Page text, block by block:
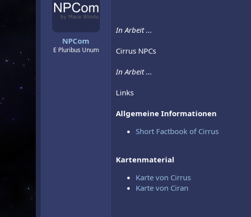
NPCom
E Pluribus Unum
In Arbeit ...
Cirrus NPCs
In Arbeit ...
Links
Allgemeine Informationen
Short Factbook of Cirrus
Kartenmaterial
Karte von Cirrus
Karte von Ciran